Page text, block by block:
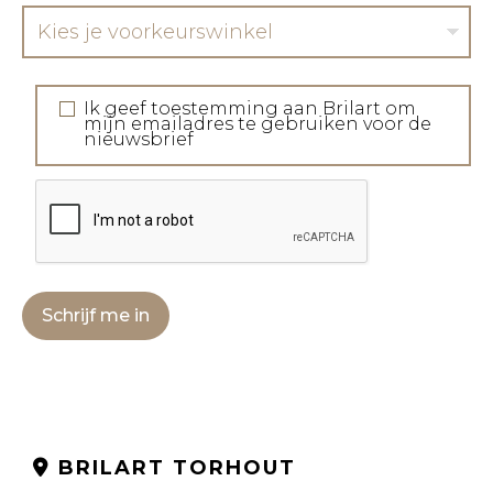
Kies je voorkeurswinkel
Ik geef toestemming aan Brilart om
mijn emailadres te gebruiken voor de
nieuwsbrief
Schrijf me in
BRILART TORHOUT